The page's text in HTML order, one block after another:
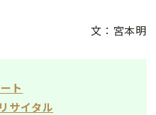
文：宮本明
ト
サイタル